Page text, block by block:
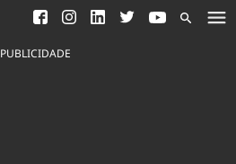
Saneamento
Indicadores
PUBLICIDADE